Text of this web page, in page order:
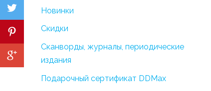
Новинки
Скидки
Сканворды, журналы, периодические
издания
Подарочный сертификат DDMax